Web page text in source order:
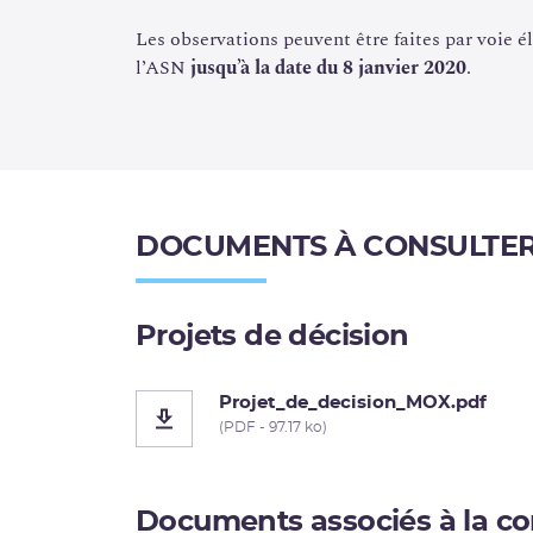
La demande d’EDF de modification des rapports de
président de l’ASN autorisant cette modification sont mis à la
[4]Décision n° 2015-DC-0532 de l’Autorité de
Les observations peuvent être faites par voie
l’ASN jusqu’à la date du 8 janvier 2020.
DOCUMENTS À
Projets de décision
Projet_de_decision_MOX.pdf
(PDF - 97.17 ko)
Documents associés à la